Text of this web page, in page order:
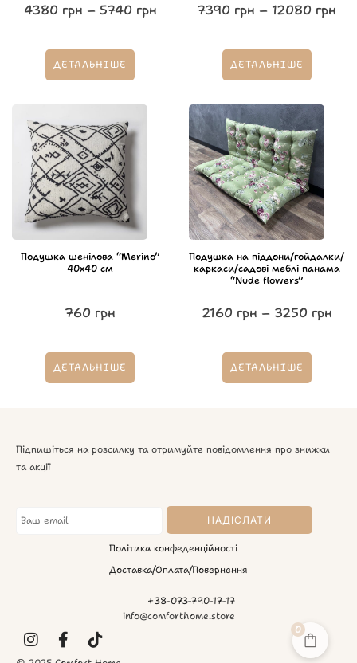
4380 грн – 5740 грн
ДЕТАЛЬНІШЕ
7390 грн – 12080 грн
ДЕТАЛЬНІШЕ
Подушка шенілова “Merino”
40х40 см
760 грн
ДЕТАЛЬНІШЕ
Подушка на піддони/гойдалки/
каркаси/садові меблі панама
“Nude flowers”
2160 грн – 3250 грн
ДЕТАЛЬНІШЕ
Підпишіться на розсилку та отримуйте повідомлення про знижки
та акції
Політика конфеденційності
Доставка/Оплата/Повернення
+38-073-790-17-17
info@comforthome.store
0